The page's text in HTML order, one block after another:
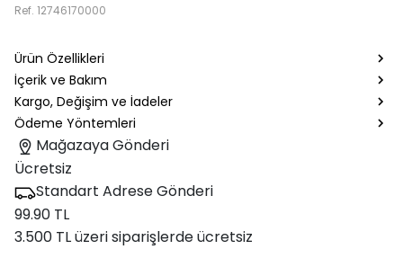
Ref. 12746170000
Ürün Özellikleri
İçerik ve Bakım
Kargo, Değişim ve İadeler
Ödeme Yöntemleri
Mağazaya Gönderi
Ücretsiz
Standart Adrese Gönderi
99.90 TL
3.500 TL üzeri siparişlerde ücretsiz